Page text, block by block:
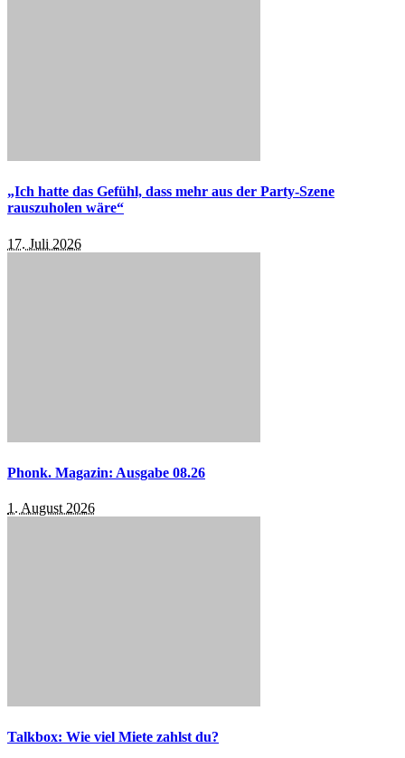
„Ich hatte das Gefühl, dass mehr aus der Party-Szene
rauszuholen wäre“
17. Juli 2026
Phonk. Magazin: Ausgabe 08.26
1. August 2026
Talkbox: Wie viel Miete zahlst du?